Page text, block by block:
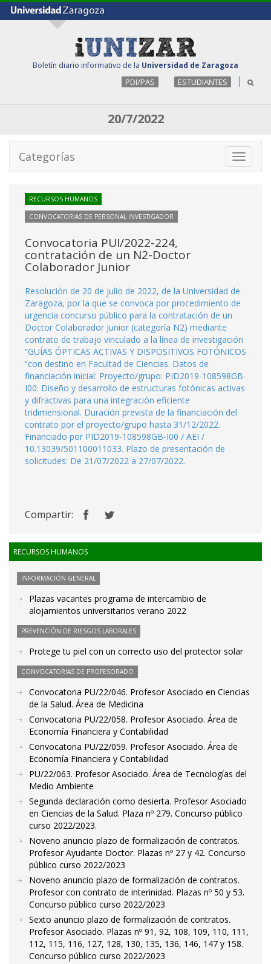
Boletín diario informativo de la Universidad de Zaragoza
PDI/PAS ESTUDIANTES
20/7/2022
Toggle
Categorías
RECURSOS HUMANOS
CONVOCATORIAS DE PERSONAL INVESTIGADOR
Convocatoria PUI/2022-224,
contratación de un N2-Doctor
Colaborador Junior
Resolución de 20 de julio de 2022, de la Universidad de
Zaragoza, por la que se convoca por procedimiento de
urgencia concurso público para la contratación de un
Doctor Colaborador Junior (categoría N2) mediante
contrato de trabajo vinculado a la línea de investigación
“GUÍAS ÓPTICAS ACTIVAS Y DISPOSITIVOS FOTÓNICOS
“con destino en Facultad de Ciencias. Datos de
financiación inicial: Proyecto/grupo: PID2019-108598GB-
I00: Diseño y desarrollo de estructuras fotónicas activas
y difractivas para una integración eficiente
tridimensional. Duración prevista de la financiación del
contrato por el proyecto/grupo hasta 31/12/2022.
Financiado por PID2019-108598GB-I00 / AEI /
10.13039/501100011033. Plazo de presentación de
solicitudes: De 21/07/2022 a 27/07/2022.
Compartir:
RECURSOS HUMANOS
INFORMACIÓN GENERAL
Plazas vacantes programa de intercambio de
alojamientos universitarios verano 2022
PREVENCIÓN DE RIESGOS LABORALES
Protege tu piel con un correcto uso del protector solar
CONVOCATORIAS DE PROFESORADO
Convocatoria PU/22/046. Profesor Asociado en Ciencias
de la Salud. Área de Medicina
Convocatoria PU/22/058. Profesor Asociado. Área de
Economía Financiera y Contabilidad
Convocatoria PU/22/059. Profesor Asociado. Área de
Economía Financiera y Contabilidad
PU/22/063. Profesor Asociado. Área de Tecnologías del
Medio Ambiente
Segunda declaración como desierta. Profesor Asociado
en Ciencias de la Salud. Plaza nº 279. Concurso público
curso 2022/2023.
Noveno anuncio plazo de formalización de contratos.
Profesor Ayudante Doctor. Plazas nº 27 y 42. Concurso
público curso 2022/2023
Noveno anuncio plazo de formalización de contratos.
Profesor con contrato de interinidad. Plazas nº 50 y 53.
Concurso público curso 2022/2023
Sexto anuncio plazo de formalización de contratos.
Profesor Asociado. Plazas nº 91, 92, 108, 109, 110, 111,
112, 115, 116, 127, 128, 130, 135, 136, 146, 147 y 158.
Concurso público curso 2022/2023